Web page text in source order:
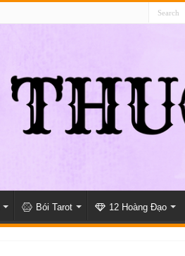
Bói Tarot 12 Hoàng Đạo